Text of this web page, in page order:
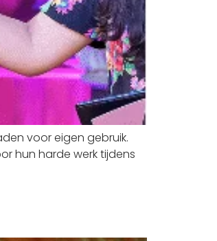
voor eigen gebruik.
hun harde werk tijdens